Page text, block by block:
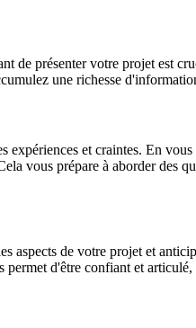
de présenter votre projet est
une richesse
et craintes. En
vous prépare à aborder des
de votre projet et
d'être confiant et